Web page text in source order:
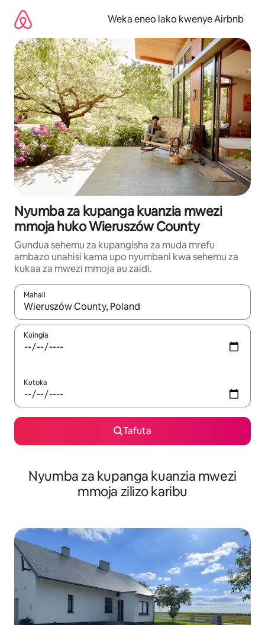
kwenda
kwenye
maudhui
Weka eneo lako kwenye Airbnb
Nyumba za kupanga kuanzia mwezi
mmoja huko Wieruszów County
Gundua sehemu za kupangisha za muda mrefu
ambazo unahisi kama upo nyumbani kwa sehemu za
kukaa za mwezi mmoja au zaidi.
Mahali
Wakati matokeo yanapatikana, vinjari kwa kutumia vitufe vya
Kuingia
Kutoka
Tafuta
Nyumba za kupanga kuanzia mwezi
mmoja zilizo karibu